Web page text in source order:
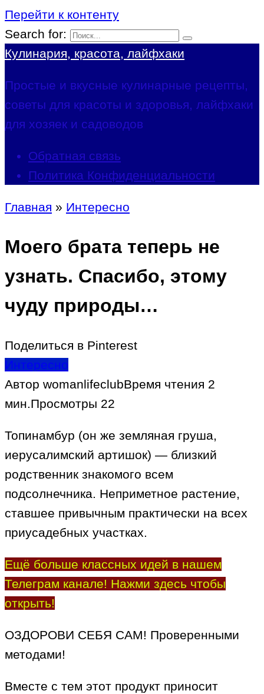
Перейти к контенту
Search for:
Кулинария, красота, лайфхаки
Простые и вкусные кулинарные рецепты,
советы для красоты и здоровья, лайфхаки
для хозяек и садоводов
Обратная связь
Политика Конфиденциальности
Главная » Интересно
Моего брата теперь не
узнать. Спасибо, этому
чуду природы…
Поделиться в Pinterest
Интересно
Автор womanlifeclubВремя чтения 2
мин.Просмотры 22
Топинамбур (он же земляная груша,
иерусалимский артишок) — близкий
родственник знакомого всем
подсолнечника. Неприметное растение,
ставшее привычным практически на всех
приусадебных участках.
Ещё больше классных идей в нашем
Телеграм канале! Нажми здесь чтобы
открыть!
ОЗДОРОВИ СЕБЯ САМ! Проверенными
методами!
Вместе с тем этот продукт приносит